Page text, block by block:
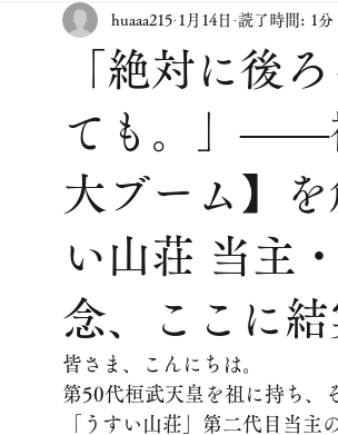
「絶対に後
ても。」――
大ブーム】
い山荘 当主
念、ここに結
huaaa215 1月14日 読了時間: 1分
皆さま、こんにちは。
第50代桓武天皇を祖に持ち、
「うすい山荘」第二代目当主